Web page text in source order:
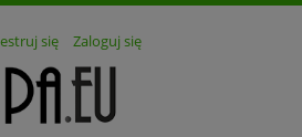
się Zaloguj się